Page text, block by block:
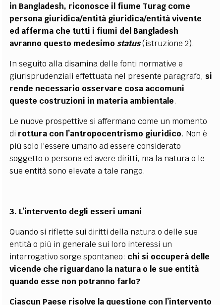
in Bangladesh, riconosce il fiume Turag come
persona giuridica/entità giuridica/entità vivente
ed afferma che tutti i fiumi del Bangladesh
avranno questo medesimo status(istruzione 2).
In seguito alla disamina delle fonti normative e
giurisprudenziali effettuata nel presente paragrafo, si
rende necessario osservare cosa accomuni
queste costruzioni in materia ambientale.
Le nuove prospettive si affermano come un momento
di rottura con l’antropocentrismo giuridico. Non è
più solo l’essere umano ad essere considerato
soggetto o persona ed avere diritti, ma la natura o le
sue entità sono elevate a tale rango.
3. L’intervento degli esseri umani
Quando si riflette sui diritti della natura o delle sue
entità o più in generale sui loro interessi un
interrogativo sorge spontaneo: chi si occuperà delle
vicende che riguardano la natura o le sue entità
quando esse non potranno farlo?
Ciascun Paese risolve la questione con l’intervento